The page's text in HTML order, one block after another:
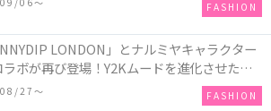
ちゃのオバケーキプレート」も登場
FASHION
LONDON」とナルミヤキャラクター
ラボが再び登場！Y2Kムードを進化させた新
ションを発売♪
27〜 FASHION